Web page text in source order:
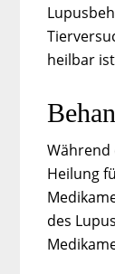
heilbar
Während
Heilung
des